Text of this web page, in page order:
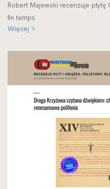
Robert Majewski recenzuje
fin temps
Więcej >